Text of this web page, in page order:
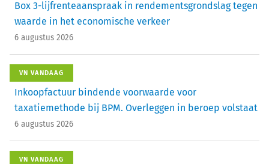
Box 3-lijfrenteaanspraak in rendementsgrondslag tegen
waarde in het economische verkeer
6 augustus 2026
VN VANDAAG
Inkoopfactuur bindende voorwaarde voor
taxatiemethode bij BPM. Overleggen in beroep volstaat
6 augustus 2026
VN VANDAAG